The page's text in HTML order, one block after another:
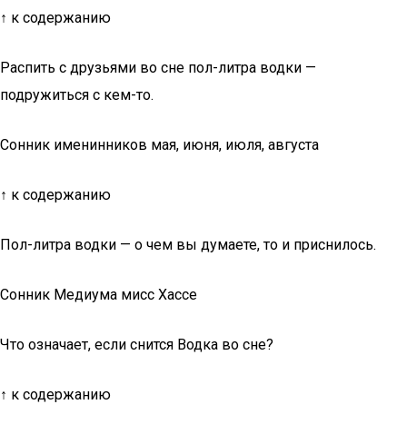
↑ к содержанию
Распить с друзьями во сне пол-литра водки —
подружиться с кем-то.
Сонник именинников мая, июня, июля, августа
↑ к содержанию
Пол-литра водки — о чем вы думаете, то и приснилось.
Сонник Медиума мисс Хассе
Что означает, если снится Водка во сне?
↑ к содержанию